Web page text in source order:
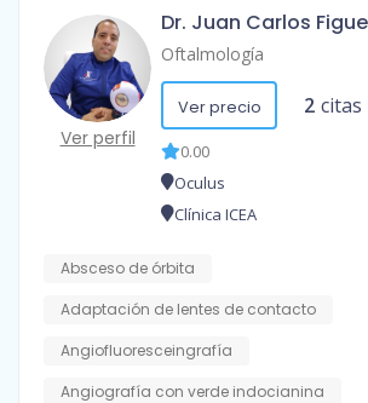
Ver perfil
Dr. Juan Carlos
Oftalmología
Ver precio 2 citas
0.00
Oculus
Clínica ICEA
Absceso de órbita
Adaptación de lentes de contacto
Angiofluoresceingrafía
Angiografía con verde indocianina